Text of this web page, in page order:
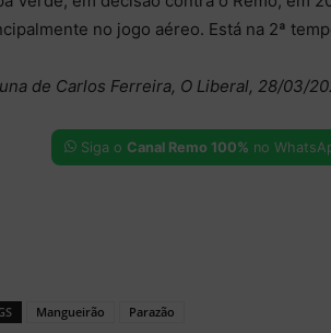
no jogo aéreo. Está na 2ª
de Carlos Ferreira, O Liberal, 28/03/
Siga o Canal Remo 100% no
Mangueirão Parazão